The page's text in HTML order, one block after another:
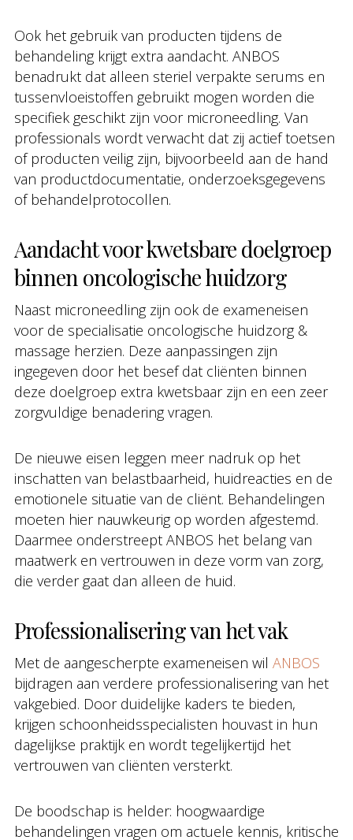
Ook het gebruik van producten tijdens de
behandeling krijgt extra aandacht. ANBOS
benadrukt dat alleen steriel verpakte serums en
tussenvloeistoffen gebruikt mogen worden die
specifiek geschikt zijn voor microneedling. Van
professionals wordt verwacht dat zij actief toetsen
of producten veilig zijn, bijvoorbeeld aan de hand
van productdocumentatie, onderzoeksgegevens
of behandelprotocollen.
Aandacht voor kwetsbare doelgroep
binnen oncologische huidzorg
Naast microneedling zijn ook de exameneisen
voor de specialisatie oncologische huidzorg &
massage herzien. Deze aanpassingen zijn
ingegeven door het besef dat cliënten binnen
deze doelgroep extra kwetsbaar zijn en een zeer
zorgvuldige benadering vragen.
De nieuwe eisen leggen meer nadruk op het
inschatten van belastbaarheid, huidreacties en de
emotionele situatie van de cliënt. Behandelingen
moeten hier nauwkeurig op worden afgestemd.
Daarmee onderstreept ANBOS het belang van
maatwerk en vertrouwen in deze vorm van zorg,
die verder gaat dan alleen de huid.
Professionalisering van het vak
Met de aangescherpte exameneisen wil ANBOS
bijdragen aan verdere professionalisering van het
vakgebied. Door duidelijke kaders te bieden,
krijgen schoonheidsspecialisten houvast in hun
dagelijkse praktijk en wordt tegelijkertijd het
vertrouwen van cliënten versterkt.
De boodschap is helder: hoogwaardige
behandelingen vragen om actuele kennis, kritische